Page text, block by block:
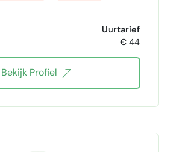
Zakenreizen organiseren
op afstand
Bouw administratie
Uurtarief
€ 44
Bekijk Profiel